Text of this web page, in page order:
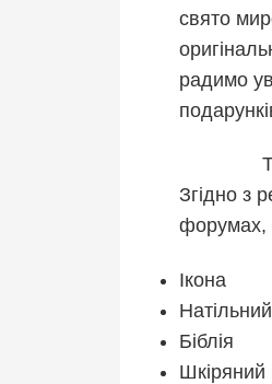
свято
радимо
Згідно з
форумах,
Ікона
Біблія
Шкіряний